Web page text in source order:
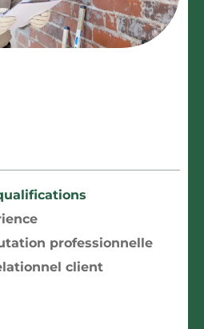
professionnelle
client